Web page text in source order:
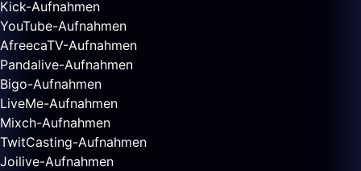
Kick-Aufnahmen
YouTube-Aufnahmen
AfreecaTV-Aufnahmen
Pandalive-Aufnahmen
Bigo-Aufnahmen
LiveMe-Aufnahmen
Mixch-Aufnahmen
TwitCasting-Aufnahmen
Joilive-Aufnahmen